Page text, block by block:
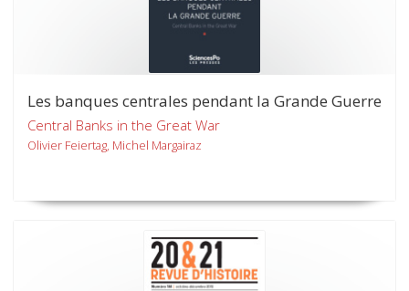
Les banques centrales pendant la Grande Guerre
Central Banks in the Great War
Olivier Feiertag, Michel Margairaz